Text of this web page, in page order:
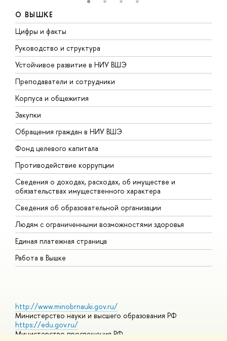
О ВЫШКЕ
Цифры и факты
Руководство и структура
Устойчивое развитие в НИУ ВШЭ
Преподаватели и сотрудники
Корпуса и общежития
Закупки
Обращения граждан в НИУ ВШЭ
Фонд целевого капитала
Противодействие коррупции
Сведения о доходах, расходах, об имуществе и
обязательствах имущественного характера
Сведения об образовательной организации
Людям с ограниченными возможностями здоровья
Единая платежная страница
Работа в Вышке
http://www.minobrnauki.gov.ru/
Министерство науки и высшего образования РФ
https://edu.gov.ru/
Министерство просвещения РФ